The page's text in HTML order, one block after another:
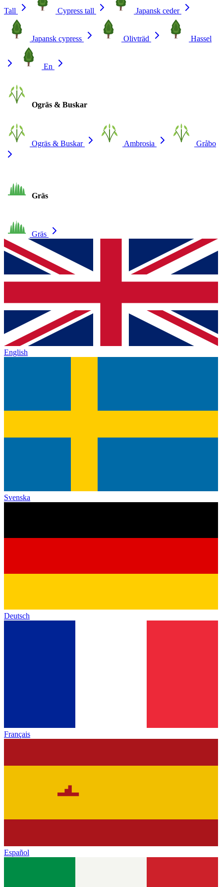
Tall Cypress tall Japansk ceder
Japansk cypress Olivträd Hassel
En
Ogräs & Buskar
Ogräs & Buskar Ambrosia Gråbo
Gräs
Gräs
English
Svenska
Deutsch
Français
Español